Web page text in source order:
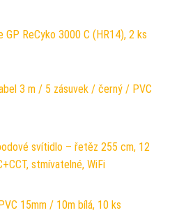
GP ReCyko 3000 C (HR14), 2 ks
3 m / 5 zásuvek / černý / PVC
svítidlo – řetěz 255 cm, 12
stmívatelné, WiFi
15mm / 10m bílá, 10 ks